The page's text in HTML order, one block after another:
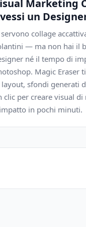
Marketing
un
collage
— ma non hai il
né il tempo di
Magic Eraser
layout, sfondi generati
clic per creare visual
in pochi minuti.